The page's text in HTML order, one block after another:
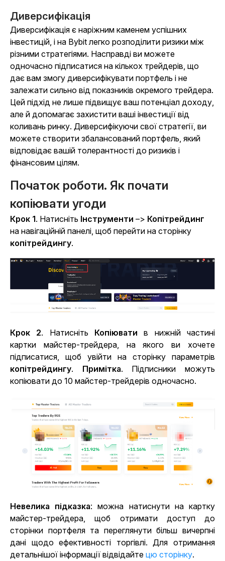
Диверсифікація
Диверсифікація є наріжним каменем успішних
інвестицій, і на Bybit легко розподілити ризики між
різними стратегіями. Насправді ви можете
одночасно підписатися на кількох трейдерів, що
дає вам змогу диверсифікувати портфель і не
залежати сильно від показників окремого трейдера.
Цей підхід не лише підвищує ваш потенціал доходу,
але й допомагає захистити ваші інвестиції від
коливань ринку. Диверсифікуючи свої стратегії, ви
можете створити збалансований портфель, який
відповідає вашій толерантності до ризиків і
фінансовим цілям.
Початок роботи. Як почати
копіювати угоди
Крок 1. Натисніть Інструменти –> Копітрейдинг
на навігаційній панелі, щоб перейти на сторінку
копітрейдингу.
Крок 2. Натисніть Копіювати в нижній частині
картки майстер-трейдера, на якого ви хочете
підписатися, щоб увійти на сторінку параметрів
копітрейдингу. Примітка. Підписники можуть
копіювати до 10 майстер-трейдерів одночасно.
Невелика підказка: можна натиснути на картку
майстер-трейдера, щоб отримати доступ до
сторінки портфеля та переглянути більш вичерпні
дані щодо ефективності торгівлі. Для отримання
детальнішої інформації відвідайте цю сторінку.